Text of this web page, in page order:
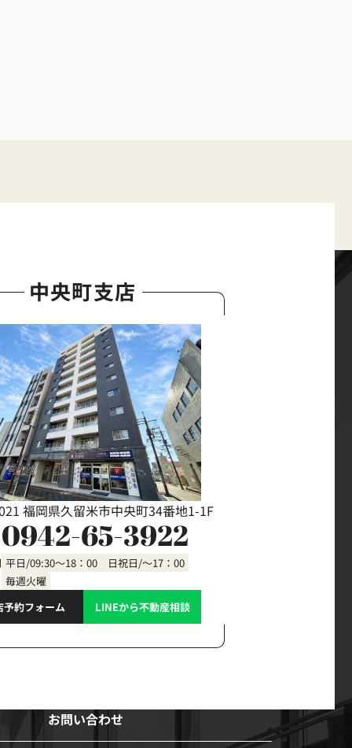
中央町支店
福岡県久留米市中央町34番地1-1F
0942-65-3922
平日/09:30～18：00 日祝日/～17：00
毎週火曜
予約フォーム
LINEから不動産相談
お問い合わせ